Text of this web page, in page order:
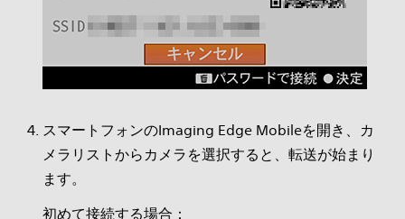
スマートフォンのImaging Edge Mobileを開き、カ
メラリストからカメラを選択すると、転送が始まり
ます。
初めて接続する場合：